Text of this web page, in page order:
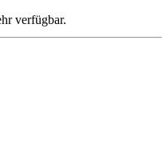
verfügbar.